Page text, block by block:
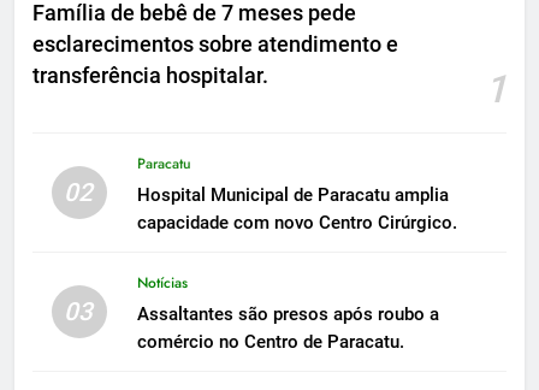
Família de bebê de 7 meses pede
esclarecimentos sobre atendimento e
transferência hospitalar.
1
02
Paracatu
Hospital Municipal de Paracatu amplia
capacidade com novo Centro Cirúrgico.
03
Notícias
Assaltantes são presos após roubo a
comércio no Centro de Paracatu.